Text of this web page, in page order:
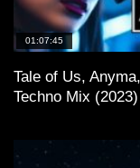
01:07:45
Tale of Us,
Techno Mix